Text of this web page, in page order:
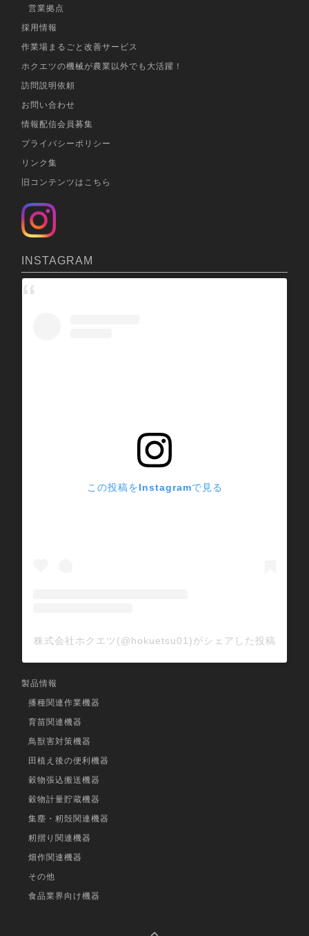
営業拠点
採用情報
作業場まるごと改善サービス
ホクエツの機械が農業以外でも大活躍！
訪問説明依頼
お問い合わせ
情報配信会員募集
プライバシーポリシー
リンク集
旧コンテンツはこちら
INSTAGRAM
この投稿をInstagramで見る
株式会社ホクエツ(@hokuetsu01)がシェアした投稿
製品情報
播種関連作業機器
育苗関連機器
鳥獣害対策機器
田植え後の便利機器
穀物張込搬送機器
穀物計量貯蔵機器
集塵・籾殻関連機器
籾摺り関連機器
畑作関連機器
その他
食品業界向け機器